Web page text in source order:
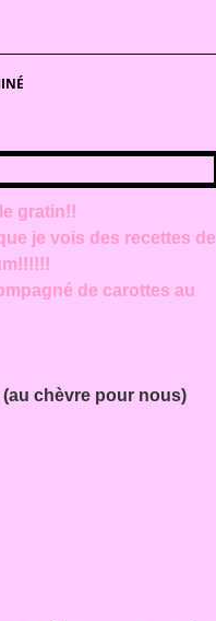
gratin!!
je vois des recettes de
de carottes au
chèvre pour nous)